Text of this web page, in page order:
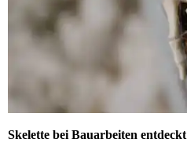
Skelette bei Bauarbeiten entdeckt